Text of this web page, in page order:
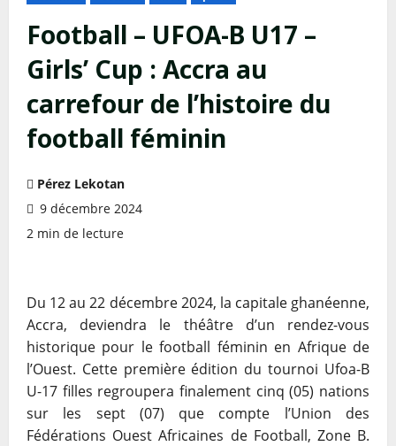
Football – UFOA-B U17 –
Girls’ Cup : Accra au
carrefour de l’histoire du
football féminin
Pérez Lekotan
9 décembre 2024
2 min de lecture
Du 12 au 22 décembre 2024, la capitale ghanéenne,
Accra, deviendra le théâtre d’un rendez-vous
historique pour le football féminin en Afrique de
l’Ouest. Cette première édition du tournoi Ufoa-B
U-17 filles regroupera finalement cinq (05) nations
sur les sept (07) que compte l’Union des
Fédérations Ouest Africaines de Football, Zone B.